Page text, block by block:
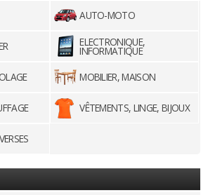
AUTO-MOTO
ELECTRONIQUE,
INFORMATIQUE
MOBILIER, MAISON
VÊTEMENTS, LINGE, BIJOUX